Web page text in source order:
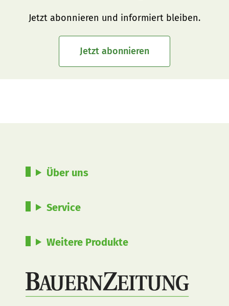
Jetzt abonnieren und informiert bleiben.
Jetzt abonnieren
Über uns
Service
Weitere Produkte